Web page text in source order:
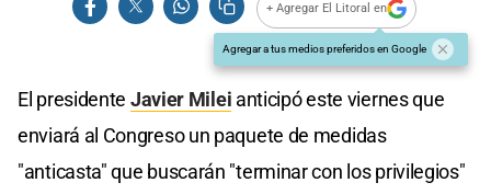
+ Agregar El Litoral en
Agregar a tus medios preferidos en Google
El presidente Javier Milei anticipó este viernes que
enviará al Congreso un paquete de medidas
"anticasta" que buscarán "terminar con los privilegios"